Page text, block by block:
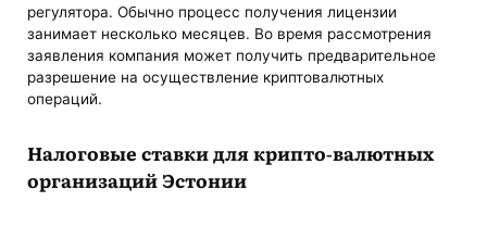
регулятора. Обычно процесс получения лицензии
занимает несколько месяцев. Во время рассмотрения
заявления компания может получить предварительное
разрешение на осуществление криптовалютных
операций.
Налоговые ставки для крипто-валютных
организаций Эстонии